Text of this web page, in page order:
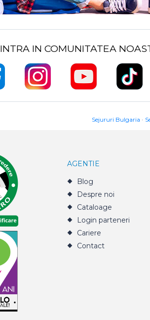
INTRA IN COMUNITATEA
Sejururi Bulgaria
AGENTIE
Blog
Despre noi
Cataloage
Login parteneri
Cariere
Contact